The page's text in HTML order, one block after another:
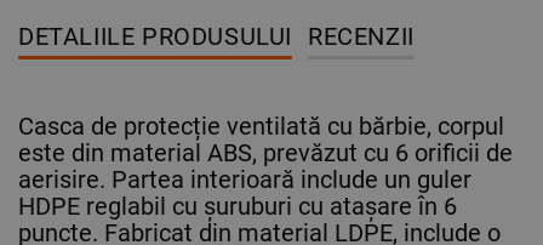
DETALIILE PRODUSULUI RECENZII
Casca de protecție ventilată cu bărbie, corpul
este din material ABS, prevăzut cu 6 orificii de
aerisire. Partea interioară include un guler
HDPE reglabil cu șuruburi cu atașare în 6
puncte. Fabricat din material LDPE, include o